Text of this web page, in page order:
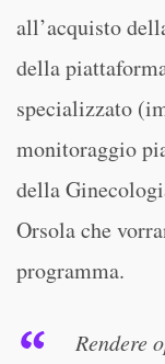
all’acquisto
della
specializzato
monitoraggio
della
Orsola che
programma.
Rendere